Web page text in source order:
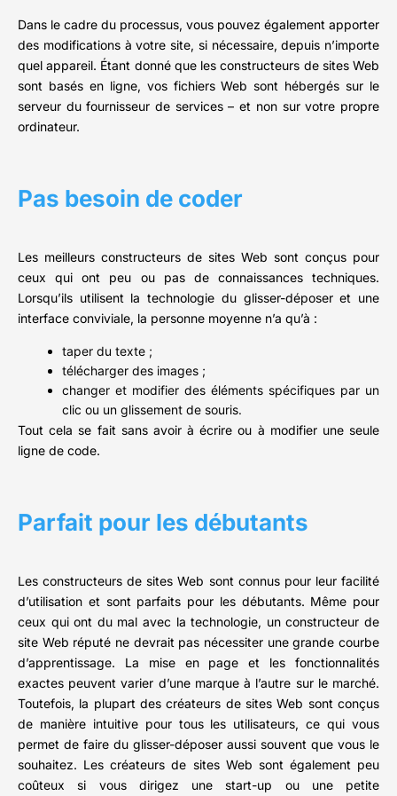
Dans le cadre du processus, vous pouvez également apporter
des modifications à votre site, si nécessaire, depuis n’importe
quel appareil. Étant donné que les constructeurs de sites Web
sont basés en ligne, vos fichiers Web sont hébergés sur le
serveur du fournisseur de services – et non sur votre propre
ordinateur.
Pas besoin de coder
Les meilleurs constructeurs de sites Web sont conçus pour
ceux qui ont peu ou pas de connaissances techniques.
Lorsqu’ils utilisent la technologie du glisser-déposer et une
interface conviviale, la personne moyenne n’a qu’à :
taper du texte ;
télécharger des images ;
changer et modifier des éléments spécifiques par un
clic ou un glissement de souris.
Tout cela se fait sans avoir à écrire ou à modifier une seule
ligne de code.
Parfait pour les débutants
Les constructeurs de sites Web sont connus pour leur facilité
d’utilisation et sont parfaits pour les débutants. Même pour
ceux qui ont du mal avec la technologie, un constructeur de
site Web réputé ne devrait pas nécessiter une grande courbe
d’apprentissage. La mise en page et les fonctionnalités
exactes peuvent varier d’une marque à l’autre sur le marché.
Toutefois, la plupart des créateurs de sites Web sont conçus
de manière intuitive pour tous les utilisateurs, ce qui vous
permet de faire du glisser-déposer aussi souvent que vous le
souhaitez. Les créateurs de sites Web sont également peu
coûteux si vous dirigez une start-up ou une petite